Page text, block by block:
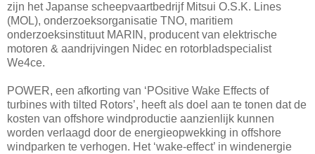
zijn het Japanse scheepvaartbedrijf Mitsui O.S.K. Lines
(MOL), onderzoeksorganisatie TNO, maritiem
onderzoeksinstituut MARIN, producent van elektrische
motoren & aandrijvingen Nidec en rotorbladspecialist
We4ce.
POWER, een afkorting van ‘POsitive Wake Effects of
turbines with tilted Rotors’, heeft als doel aan te tonen dat de
kosten van offshore windproductie aanzienlijk kunnen
worden verlaagd door de energieopwekking in offshore
windparken te verhogen. Het ‘wake-effect’ in windenergie